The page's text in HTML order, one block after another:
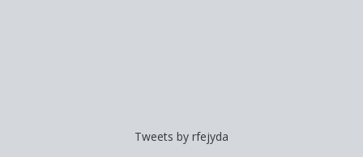
Tweets by rfejyda